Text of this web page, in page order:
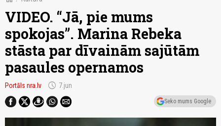
VIDEO. “Jā, pie mums
spokojas”. Marina Rebeka
stāsta par dīvainām sajūtām
pasaules opernamos
Portāls nra.lv schedule 7.jun
Seko mums Google